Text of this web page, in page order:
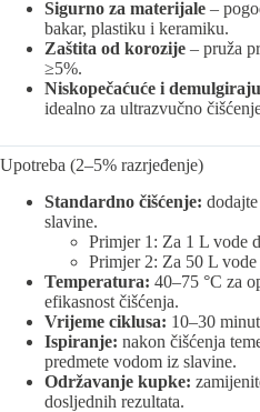
Sigurno za materijale –
bakar, plastiku i keramiku.
Zaštita od korozije – pruža
≥5%.
Niskopečaćuće i
idealno za ultrazvučno
Upotreba (2–5% razrjeđenje)
Standardno čišćenje:
slavine.
Primjer 1: Za 1 L vode
Primjer 2: Za 50 L vode
Temperatura: 40–75 °C za
efikasnost čišćenja.
Vrijeme ciklusa: 10–30
Ispiranje: nakon čišćenja
predmete vodom iz slavine.
Održavanje kupke:
dosljednih rezultata.